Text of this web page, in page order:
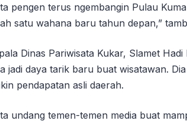
pengen terus ngembangin Pulau
satu wahana baru tahun depan,”
Dinas Pariwisata Kukar, Slamet
jadi daya tarik baru buat wisatawan.
pendapatan asli daerah.
undang temen-temen media buat